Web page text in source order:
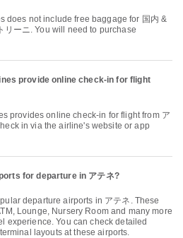
リーニ. You will need to purchase
provide online check-in for flight
in via the airline's website or app
for departure in アテネ?
departure airports in アテネ. These
Lounge, Nursery Room and many more
experience. You can check detailed
layouts at these airports.